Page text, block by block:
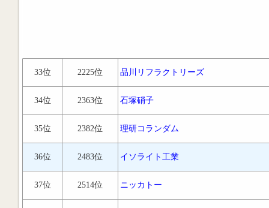
33位 2225位 品川リフラクトリーズ
34位 2363位 石塚硝子
35位 2382位 理研コランダム
36位 2483位 イソライト工業
37位 2514位 ニッカトー